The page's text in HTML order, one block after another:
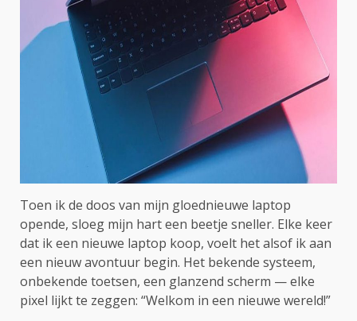
Toen ik de doos van mijn gloednieuwe laptop
opende, sloeg mijn hart een beetje sneller. Elke keer
dat ik een nieuwe laptop koop, voelt het alsof ik aan
een nieuw avontuur begin. Het bekende systeem,
onbekende toetsen, een glanzend scherm — elke
pixel lijkt te zeggen: “Welkom in een nieuwe wereld!”